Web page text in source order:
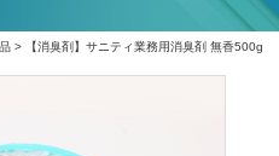
> 【消臭剤】サニティ業務用消臭剤 無香500g